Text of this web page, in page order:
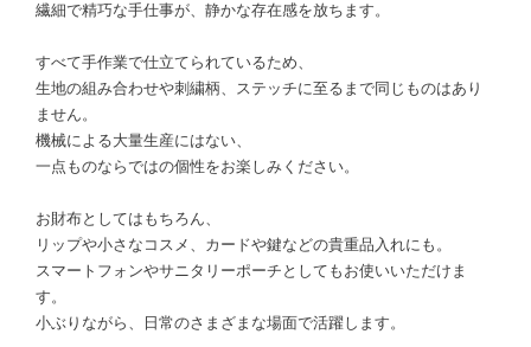
繊細で精巧な手仕事が、静かな存在感を放ちます。
すべて手作業で仕立てられているため、
生地の組み合わせや刺繍柄、ステッチに至るまで同じものはあり
ません。
機械による大量生産にはない、
一点ものならではの個性をお楽しみください。
お財布としてはもちろん、
リップや小さなコスメ、カードや鍵などの貴重品入れにも。
スマートフォンやサニタリーポーチとしてもお使いいただけま
す。
小ぶりながら、日常のさまざまな場面で活躍します。